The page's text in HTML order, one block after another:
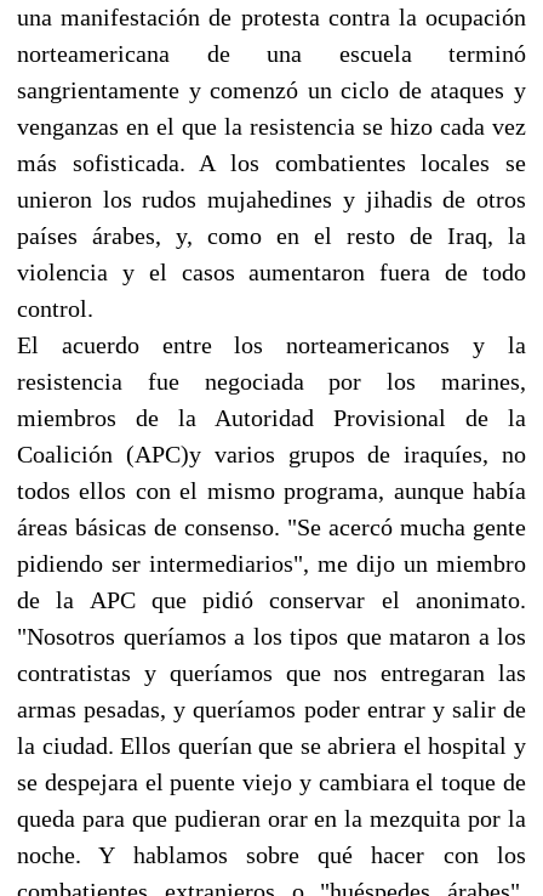
una manifestación de protesta contra la ocupación
norteamericana de una escuela terminó
sangrientamente y comenzó un ciclo de ataques y
venganzas en el que la resistencia se hizo cada vez
más sofisticada. A los combatientes locales se
unieron los rudos mujahedines y jihadis de otros
países árabes, y, como en el resto de Iraq, la
violencia y el casos aumentaron fuera de todo
control.
El acuerdo entre los norteamericanos y la
resistencia fue negociada por los marines,
miembros de la Autoridad Provisional de la
Coalición (APC)y varios grupos de iraquíes, no
todos ellos con el mismo programa, aunque había
áreas básicas de consenso. "Se acercó mucha gente
pidiendo ser intermediarios", me dijo un miembro
de la APC que pidió conservar el anonimato.
"Nosotros queríamos a los tipos que mataron a los
contratistas y queríamos que nos entregaran las
armas pesadas, y queríamos poder entrar y salir de
la ciudad. Ellos querían que se abriera el hospital y
se despejara el puente viejo y cambiara el toque de
queda para que pudieran orar en la mezquita por la
noche. Y hablamos sobre qué hacer con los